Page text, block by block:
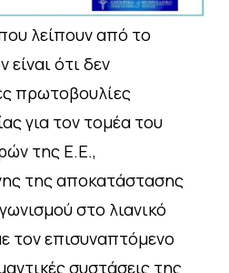
λείπουν από το
ότι δεν
πρωτοβουλίες
για τον τομέα του
της Ε.Ε.,
της αποκατάστασης
στο λιανικό
τον επισυναπτόμενο
συστάσεις της